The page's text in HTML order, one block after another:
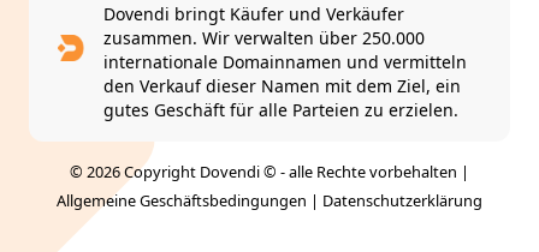
Dovendi bringt Käufer und Verkäufer
zusammen. Wir verwalten über 250.000
internationale Domainnamen und vermitteln
den Verkauf dieser Namen mit dem Ziel, ein
gutes Geschäft für alle Parteien zu erzielen.
© 2026 Copyright Dovendi © - alle Rechte vorbehalten |
Allgemeine Geschäftsbedingungen | Datenschutzerklärung